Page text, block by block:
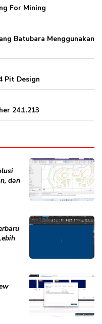
For Mining
Batubara Menggunakan
Pit Design
24.1.213
dan